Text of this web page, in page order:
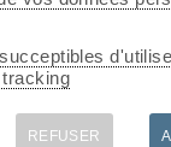
pour
REFUSER